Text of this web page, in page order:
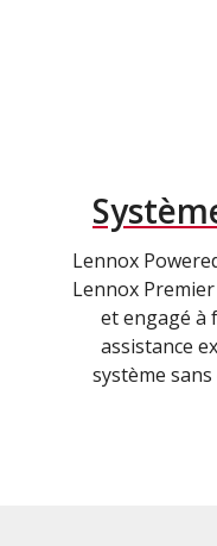
Lennox
Lennox
et engagé à
assistance
système